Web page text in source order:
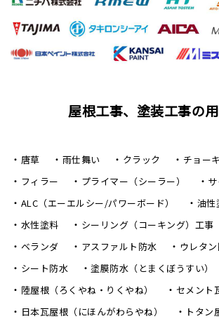
屋根工事、塗装工事の
唐草 雨仕舞い クラック
チョー
フィラー
プライマー（シーラー）
ALC（エーエルシー/パワーボード）
油性
水性塗料
シーリング（コーキング）工事
ベランダ
アスファルト防水
ウレタ
シート防水
塗膜防水（とまくぼうすい）
陸屋根（ろくやね・りくやね）
セメント
日本瓦屋根（にほんがわらやね）
トタン